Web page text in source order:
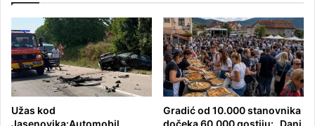
Užas kod
Jasenovika:Automobil
Gradić od 10.000 stanovnika
dočeka 60.000 gostiju: „Dani